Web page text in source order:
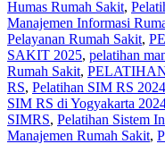
Humas Rumah Sakit,
Manajemen Informasi
Pelayanan Rumah Sakit,
SAKIT 2025, pelatihan
Rumah Sakit‎,
RS, Pelatihan SIM RS 2024
SIM RS di Yogyakarta
SIMRS, Pelatihan Sistem
Manajemen Rumah Sakit,